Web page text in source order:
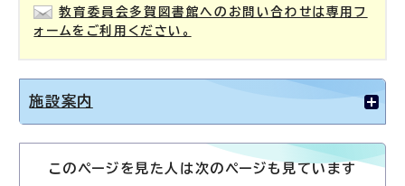
教育委員会多賀図書館へのお問い合わせは専用フ
ォームをご利用ください。
施設案内
このページを見た人は次のページも見ています